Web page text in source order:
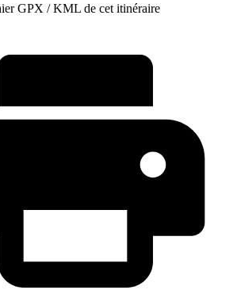
GPX / KML de cet itinéraire